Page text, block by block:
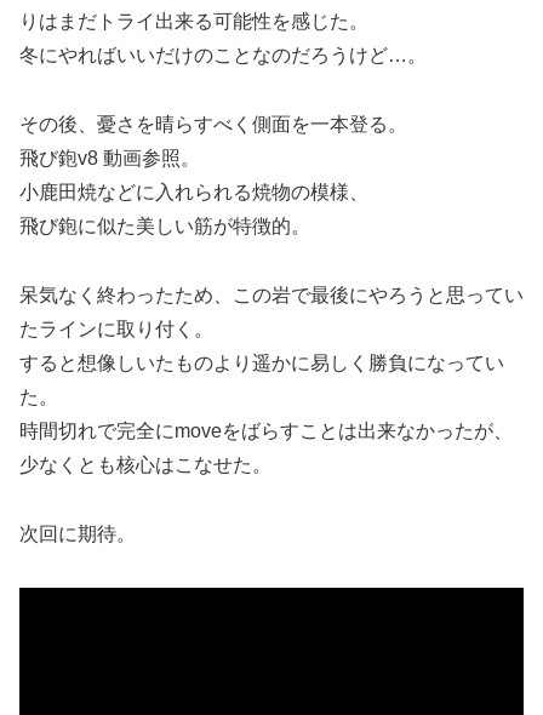
りはまだトライ出来る可能性を感じた。
冬にやればいいだけのことなのだろうけど…。
その後、憂さを晴らすべく側面を一本登る。
飛び鉋v8 動画参照。
小鹿田焼などに入れられる焼物の模様、
飛び鉋に似た美しい筋が特徴的。
呆気なく終わったため、この岩で最後にやろうと思ってい
たラインに取り付く。
すると想像しいたものより遥かに易しく勝負になってい
た。
時間切れで完全にmoveをばらすことは出来なかったが、
少なくとも核心はこなせた。
次回に期待。